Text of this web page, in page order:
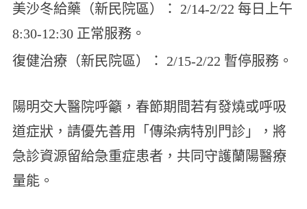
美沙冬給藥（新民院區）： 2/14-2/22 每日上午
8:30-12:30 正常服務。
復健治療（新民院區）： 2/15-2/22 暫停服務。
陽明交大醫院呼籲，春節期間若有發燒或呼吸
道症狀，請優先善用「傳染病特別門診」，將
急診資源留給急重症患者，共同守護蘭陽醫療
量能。